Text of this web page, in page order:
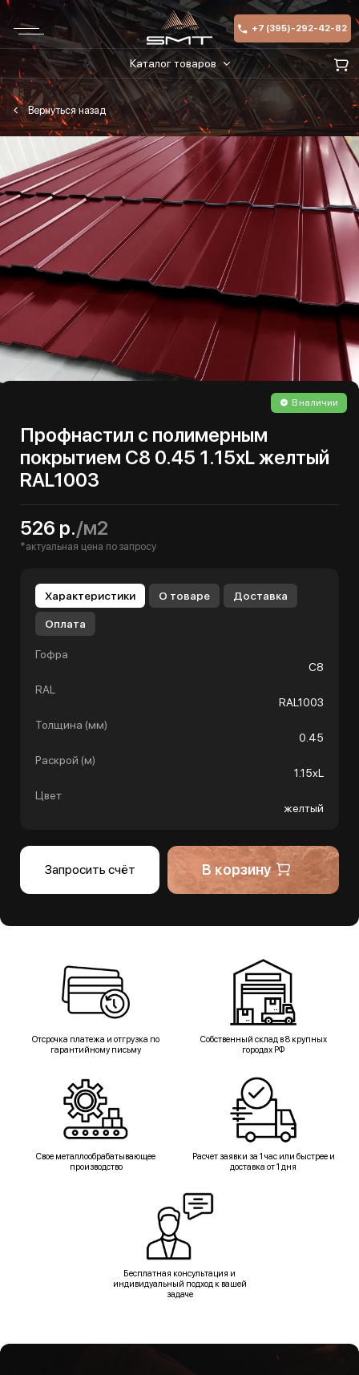
+7 (395)-292-42-82
Каталог товаров
В наличии
Профнастил с полимерным
покрытием С8 0.45 1.15хL желтый
RAL1003
526 р./м2
*актуальная цена по запросу
Характеристики О товаре Доставка
Оплата
Гофра
С8
RAL
RAL1003
Толщина (мм)
0.45
Раскрой (м)
1.15хL
Цвет
желтый
Запросить счёт В корзину
Отсрочка платежа и отгрузка по
гарантийному письму
Собственный склад в 8 крупных
городах РФ
Свое металлообрабатывающее
производство
Расчет заявки за 1 час или быстрее и
доставка от 1 дня
Бесплатная консультация и
индивидуальный подход к вашей
задаче